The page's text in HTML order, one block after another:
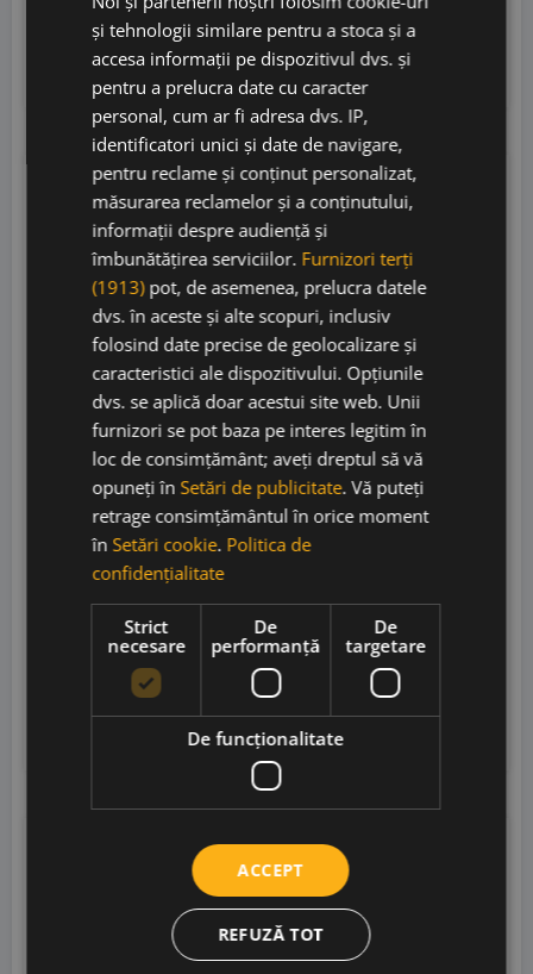
135,00lei
Adaugă în coș
92
Raventos i Blanc De Nit 2023 Bio
Anoia• 12%
145,00
Adaugă în coș
și tehnologii similare pentru a stoca și a
accesa informații pe dispozitivul dvs. și
pentru a prelucra date cu caracter
personal, cum ar fi adresa dvs. IP,
identificatori unici și date de navigare,
pentru reclame și conținut personalizat,
măsurarea reclamelor și a conținutului,
informații despre audiență și
îmbunătățirea serviciilor. Furnizori terți
(1913)pot, de asemenea, prelucra datele
dvs. în aceste și alte scopuri, inclusiv
folosind date precise de geolocalizare și
caracteristici ale dispozitivului. Opțiunile
dvs. se aplică doar acestui site web. Unii
furnizori se pot baza pe interes legitim în
loc de consimțământ; aveți dreptul să vă
opuneți în Setări de publicitate. Vă puteți
retrage consimțământul în orice moment
în Setări cookie. Politica de
confidențialitate
Strict
necesare
De
performanță
De
targetare
De funcţionalitate
ACCEPT
REFUZĂ TOT